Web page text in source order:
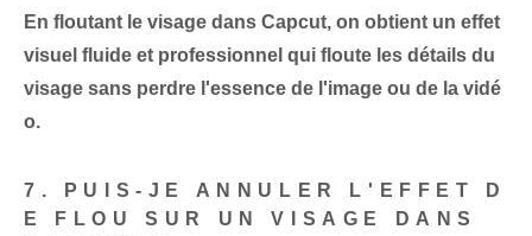
En floutant le visage dans Capcut, on obtient un effet
visuel fluide et professionnel qui floute les détails du
visage sans perdre l'essence de l'image ou de la vidé
o.
7. PUIS-JE ANNULER L'EFFET D
E FLOU SUR UN VISAGE DANS